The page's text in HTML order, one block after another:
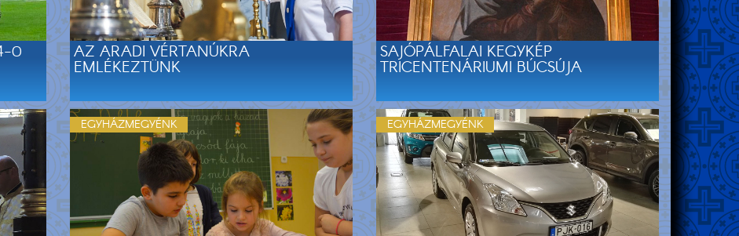
0 AZ ARADI VÉRTANÚKRA
EMLÉKEZTÜNK
SAJÓPÁLFALAI KEGYKÉP
TRICENTENÁRIUMI BÚCSÚJA
EGYHÁZMEGYÉNK EGYHÁZMEGYÉNK